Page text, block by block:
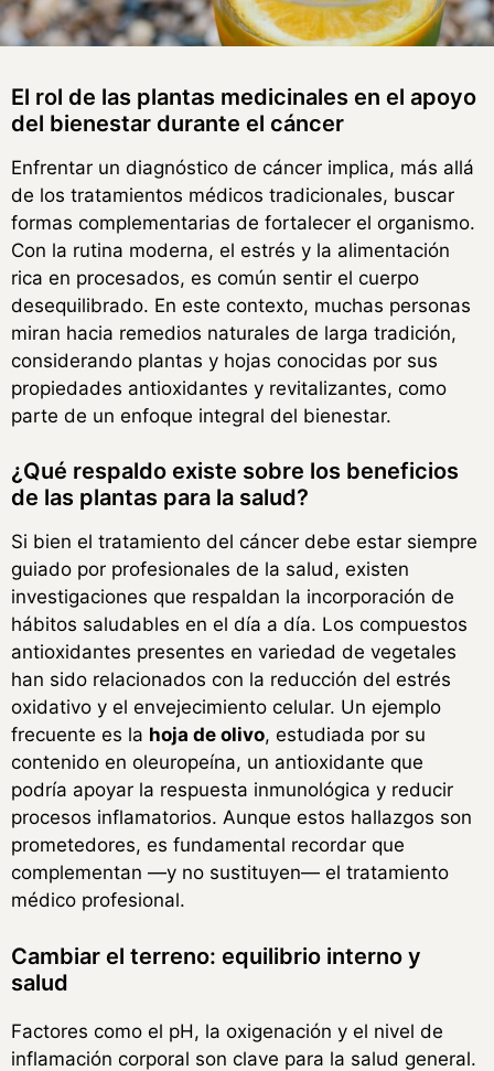
El rol de las plantas medicinales en el apoyo
del bienestar durante el cáncer
Enfrentar un diagnóstico de cáncer implica, más allá
de los tratamientos médicos tradicionales, buscar
formas complementarias de fortalecer el organismo.
Con la rutina moderna, el estrés y la alimentación
rica en procesados, es común sentir el cuerpo
desequilibrado. En este contexto, muchas personas
miran hacia remedios naturales de larga tradición,
considerando plantas y hojas conocidas por sus
propiedades antioxidantes y revitalizantes, como
parte de un enfoque integral del bienestar.
¿Qué respaldo existe sobre los beneficios
de las plantas para la salud?
Si bien el tratamiento del cáncer debe estar siempre
guiado por profesionales de la salud, existen
investigaciones que respaldan la incorporación de
hábitos saludables en el día a día. Los compuestos
antioxidantes presentes en variedad de vegetales
han sido relacionados con la reducción del estrés
oxidativo y el envejecimiento celular. Un ejemplo
frecuente es la hoja de olivo, estudiada por su
contenido en oleuropeína, un antioxidante que
podría apoyar la respuesta inmunológica y reducir
procesos inflamatorios. Aunque estos hallazgos son
prometedores, es fundamental recordar que
complementan —y no sustituyen— el tratamiento
médico profesional.
Cambiar el terreno: equilibrio interno y
salud
Factores como el pH, la oxigenación y el nivel de
inflamación corporal son clave para la salud general.